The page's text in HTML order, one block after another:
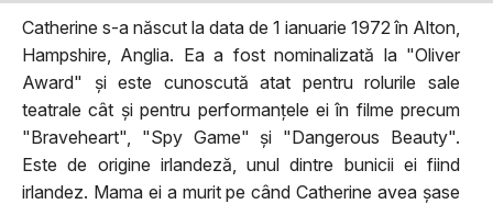
Catherine s-a născut la data de 1 ianuarie 1972 în Alton,
Hampshire, Anglia. Ea a fost nominalizată la "Oliver
Award" și este cunoscută atat pentru rolurile sale
teatrale cât și pentru performanțele ei în filme precum
"Braveheart", "Spy Game" și "Dangerous Beauty".
Este de origine irlandeză, unul dintre bunicii ei fiind
irlandez. Mama ei a murit pe când Catherine avea șase